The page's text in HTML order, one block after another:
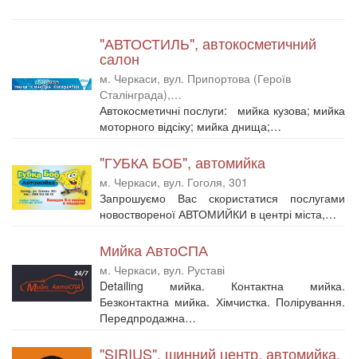
"АВТОСТИЛЬ", автокосметичний
салон
м. Черкаси, вул. Припортова (Героїв
Сталінграда),…
Автокосметичні послуги: мийка кузова; мийка
моторного відсіку; мийка днища;…
"ГУБКА БОБ", автомийка
м. Черкаси, вул. Гоголя, 301
Запрошуємо Вас скористатися послугами
новоствореної АВТОМИЙКИ в центрі міста,…
Мийка АвтоСПА
м. Черкаси, вул. Руставі
Detailing мийка. Контактна мийка.
Безконтактна мийка. Хімчистка. Полірування.
Передпродажна…
"SIRIUS", шинний центр, автомийка,